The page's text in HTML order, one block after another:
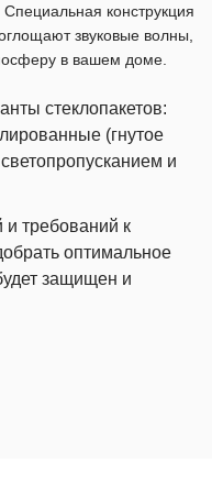
конструкция
звуковые волны,
в вашем доме.
стеклопакетов:
(гнутое
и
и требований к
оптимальное
защищен и